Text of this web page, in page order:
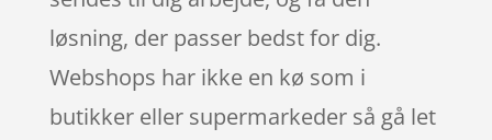
løsning, der passer bedst for dig.
Webshops har ikke en kø som i
butikker eller supermarkeder så gå let